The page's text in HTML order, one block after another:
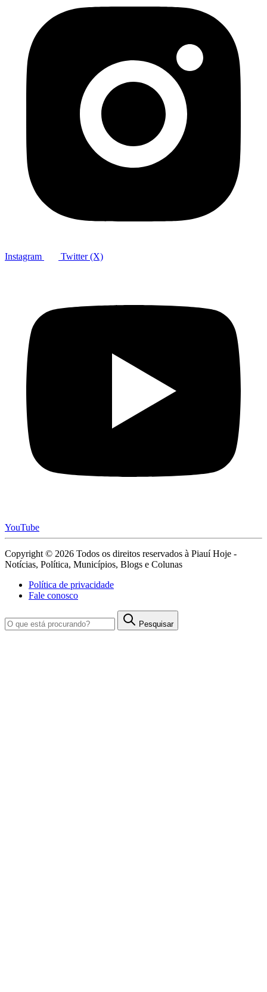
Instagram Twitter (X)
YouTube
Copyright © 2026 Todos os direitos reservados à Piauí Hoje -
Notícias, Política, Municípios, Blogs e Colunas
Política de privacidade
Fale conosco
Pesquisar